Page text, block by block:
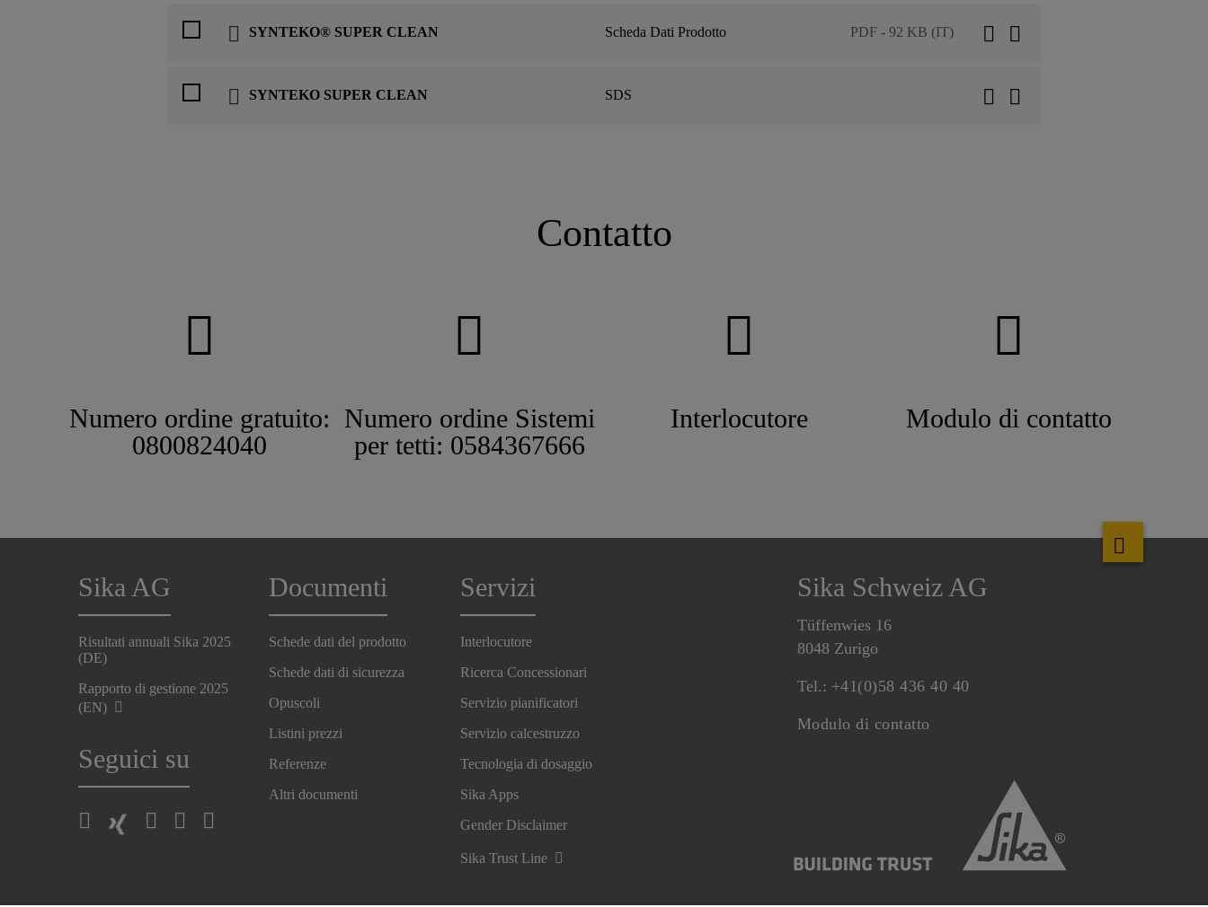
SYNTEKO® SUPER CLEAN Scheda Dati Prodotto PDF - 92 KB (IT)
SYNTEKO SUPER CLEAN SDS
Contatto
Numero ordine gratuito:
0800824040
Numero ordine Sistemi
per tetti: 0584367666
Interlocutore Modulo di contatto
Sika AG
Risultati annuali Sika 2025
(DE)
Rapporto di gestione 2025
(EN)
Seguici su
Documenti
Schede dati del prodotto
Schede dati di sicurezza
Opuscoli
Listini prezzi
Referenze
Altri documenti
Servizi
Interlocutore
Ricerca Concessionari
Servizio pianificatori
Servizio calcestruzzo
Tecnologia di dosaggio
Sika Apps
Gender Disclaimer
Sika Trust Line
Sika Schweiz AG
Tüffenwies 16
8048 Zurigo
Tel.: +41(0)58 436 40 40
Modulo di contatto